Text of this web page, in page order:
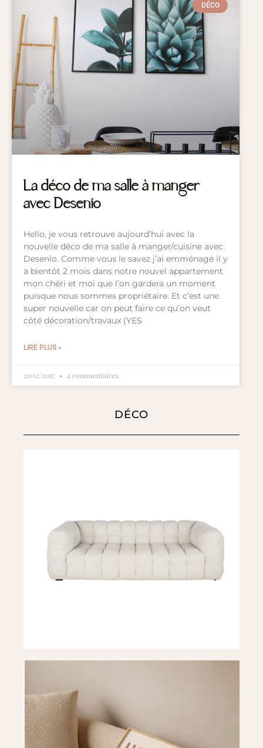
DÉCO
La déco de ma salle à manger
avec Desenio
Hello, je vous retrouve aujourd’hui avec la
nouvelle déco de ma salle à manger/cuisine avec
Desenio. Comme vous le savez j’ai emménagé il y
a bientôt 2 mois dans notre nouvel appartement
mon chéri et moi que l’on gardera un moment
puisque nous sommes propriétaire. Et c’est une
super nouvelle car on peut faire ce qu’on veut
côté décoration/travaux (YES
LIRE PLUS »
20/12/2017 4 commentaires
DÉCO